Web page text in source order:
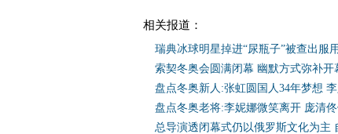
相关报道：
瑞典冰球明星掉进“尿瓶子”被查出服
索契冬奥会圆满闭幕 幽默方式弥补开
盘点冬奥新人:张虹圆国人34年梦想
盘点冬奥老将:李妮娜微笑离开 庞清
总导演透闭幕式仍以俄罗斯文化为主